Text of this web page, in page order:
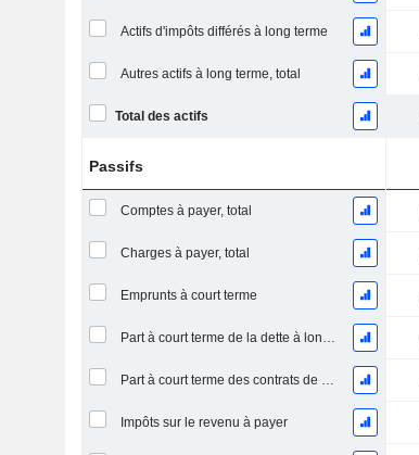
Actifs d'impôts différés à long terme
Autres actifs à long terme, total
Total des actifs
Passifs
Comptes à payer, total
Charges à payer, total
Emprunts à court terme
Part à court terme de la dette à long terme
Part à court terme des contrats de location
Impôts sur le revenu à payer